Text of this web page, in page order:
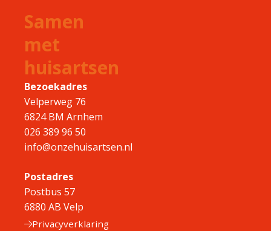
Samen
met
huisartsen
Bezoekadres
Velperweg 76
6824 BM Arnhem
026 389 96 50
info@onzehuisartsen.nl
Postadres
Postbus 57
6880 AB Velp
Privacyverklaring